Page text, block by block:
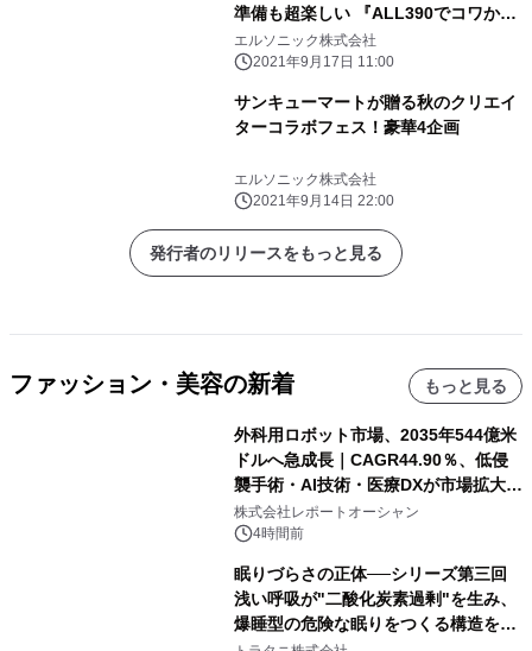
準備も超楽しい 『ALL390でコワかわ
ハロウィン』が9月24日(金) からスタ
ート！
エルソニック株式会社
2021年9月17日 11:00
サンキューマートが贈る秋のクリエイ
ターコラボフェス！豪華4企画
エルソニック株式会社
2021年9月14日 22:00
発行者のリリースをもっと見る
ファッション・美容の新着 もっと見る
外科用ロボット市場、2035年544億米
ドルへ急成長｜CAGR44.90％、低侵
襲手術・AI技術・医療DXが市場拡大を
牽引
株式会社レポートオーシャン
4時間前
眠りづらさの正体──シリーズ第三回
浅い呼吸が"二酸化炭素過剰"を生み、
爆睡型の危険な眠りをつくる構造を解